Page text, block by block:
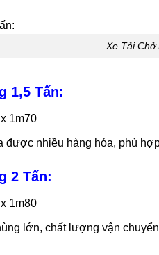
Xe Tải Chở
1,5 Tấn:
1m70
được nhiều hàng hóa, phù
2 Tấn:
1m80
lớn, chất lượng vận